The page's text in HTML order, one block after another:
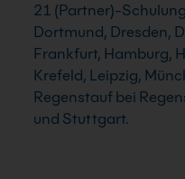
21 (Partner)-
Dortmund, Dresden,
Frankfurt, Hamburg,
Krefeld, Leipzig,
Regenstauf bei
und Stuttgart.